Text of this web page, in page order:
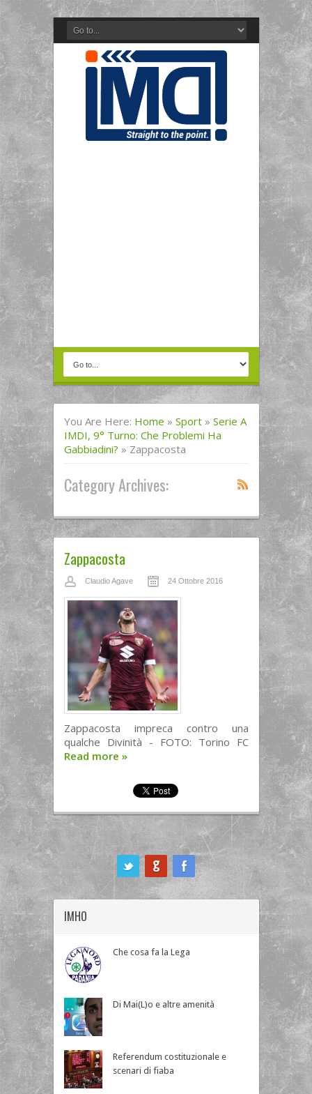
You Are Here: Home » Sport » Serie A
IMDI, 9° Turno: Che Problemi Ha
Gabbiadini? » Zappacosta
Category Archives:
Zappacosta
Claudio Agave 24 Ottobre 2016
Zappacosta impreca contro una
qualche Divinità - FOTO: Torino FC
Read more »
IMHO
Che cosa fa la Lega
Di Mai(L)o e altre amenità
Referendum costituzionale e
scenari di fiaba